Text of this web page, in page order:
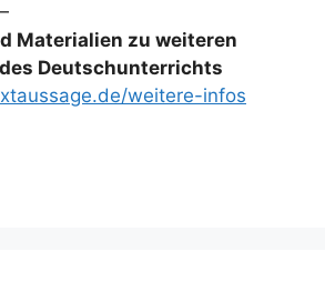
Materialien zu weiteren
Deutschunterrichts
weitere-infos